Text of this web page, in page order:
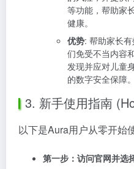
等功能，帮助家
健康。
优势: 帮助家长
们免受不当内容
发现并应对儿童
的数字安全保障。
3. 新手使用指南
以下是Aura用户从零开始
第一步：访问官网并选